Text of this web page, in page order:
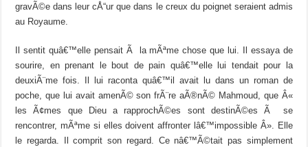
gravÃ©e dans leur cÅ“ur que dans le creux du poignet seraient admis
au Royaume.
Il sentit quâ€™elle pensait Ã la mÃªme chose que lui. Il essaya de
sourire, en prenant le bout de pain quâ€™elle lui tendait pour la
deuxiÃ¨me fois. Il lui raconta quâ€™il avait lu dans un roman de
poche, que lui avait amenÃ© son frÃ¨re aÃ®nÃ© Mahmoud, que Â«
les Ã¢mes que Dieu a rapprochÃ©es sont destinÃ©es Ã se
rencontrer, mÃªme si elles doivent affronter lâ€™impossible Â». Elle
le regarda. Il comprit son regard. Ce nâ€™Ã©tait pas simplement